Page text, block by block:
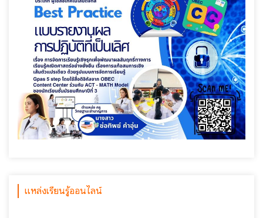
แหล่งเรียนรู้ออนไลน์